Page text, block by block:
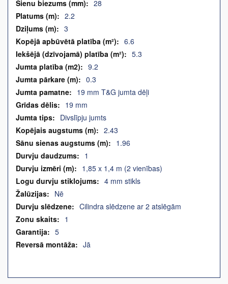
Vairāk
informācijas
28
2.2
3
6.6
5.3
9.2
0.3
19 mm T&G jumta dēļi
19 mm
Divslīpju jumts
2.43
1.96
1
1,85 x 1,4 m (2 vienības)
4 mm stikls
Nē
Cilindra slēdzene ar 2 atslēgām
1
5
Jā